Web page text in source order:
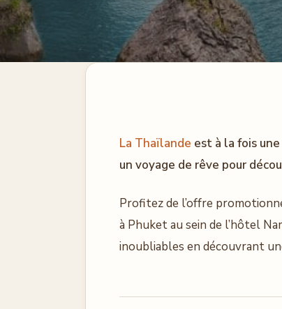
La Thaïlande est à la fois
un voyage de rêve pour
Profitez de l’offre
à Phuket au sein de l’hôtel
inoubliables en découvrant